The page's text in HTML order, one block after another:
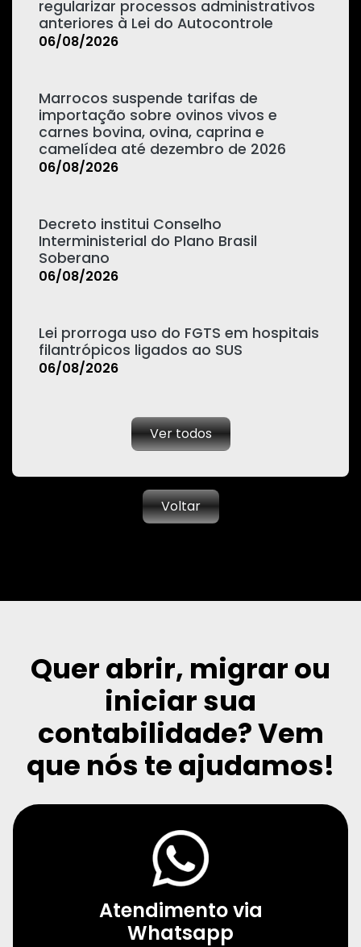
regularizar processos administrativos
anteriores à Lei do Autocontrole
06/08/2026
Marrocos suspende tarifas de
importação sobre ovinos vivos e
carnes bovina, ovina, caprina e
camelídea até dezembro de 2026
06/08/2026
Decreto institui Conselho
Interministerial do Plano Brasil
Soberano
06/08/2026
Lei prorroga uso do FGTS em hospitais
filantrópicos ligados ao SUS
06/08/2026
Ver todos
Voltar
Quer abrir, migrar ou
iniciar sua
contabilidade?Vem
que nós te ajudamos!
Atendimento via
Whatsapp